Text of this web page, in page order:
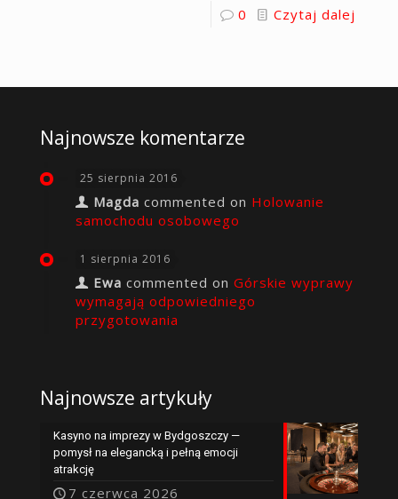
0 Czytaj dalej
Najnowsze komentarze
25 sierpnia 2016
Magda commented on Holowanie
samochodu osobowego
1 sierpnia 2016
Ewa commented on Górskie wyprawy
wymagają odpowiedniego
przygotowania
Najnowsze artykuły
Kasyno na imprezy w Bydgoszczy —
pomysł na elegancką i pełną emocji
atrakcję
7 czerwca 2026